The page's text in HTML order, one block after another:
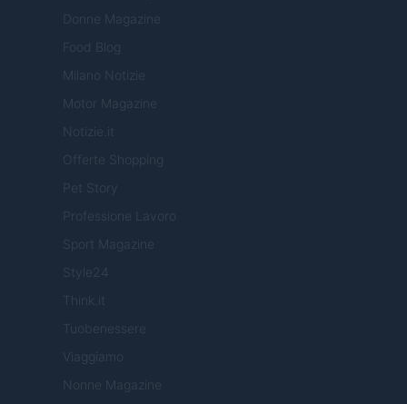
Donne Magazine
Food Blog
Milano Notizie
Motor Magazine
Notizie.it
Offerte Shopping
Pet Story
Professione Lavoro
Sport Magazine
Style24
Think.it
Tuobenessere
Viaggiamo
Nonne Magazine